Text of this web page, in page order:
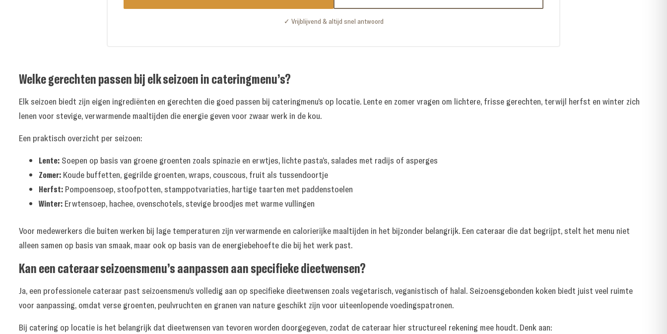
✓ Vrijblijvend & altijd snel antwoord
Welke gerechten passen bij elk seizoen in cateringmenu’s?
Elk seizoen biedt zijn eigen ingrediënten en gerechten die goed passen bij cateringmenu’s op locatie. Lente en zomer vragen om lichtere, frisse gerechten, terwijl herfst en winter zich
lenen voor stevige, verwarmende maaltijden die energie geven voor zwaar werk in de kou.
Een praktisch overzicht per seizoen:
Lente: Soepen op basis van groene groenten zoals spinazie en erwtjes, lichte pasta’s, salades met radijs of asperges
Zomer: Koude buffetten, gegrilde groenten, wraps, couscous, fruit als tussendoortje
Herfst: Pompoensoep, stoofpotten, stamppotvariaties, hartige taarten met paddenstoelen
Winter: Erwtensoep, hachee, ovenschotels, stevige broodjes met warme vullingen
Voor medewerkers die buiten werken bij lage temperaturen zijn verwarmende en calorierijke maaltijden in het bijzonder belangrijk. Een cateraar die dat begrijpt, stelt het menu niet
alleen samen op basis van smaak, maar ook op basis van de energiebehoefte die bij het werk past.
Kan een cateraar seizoensmenu’s aanpassen aan specifieke dieetwensen?
Ja, een professionele cateraar past seizoensmenu’s volledig aan op specifieke dieetwensen zoals vegetarisch, veganistisch of halal. Seizoensgebonden koken biedt juist veel ruimte
voor aanpassing, omdat verse groenten, peulvruchten en granen van nature geschikt zijn voor uiteenlopende voedingspatronen.
Bij catering op locatie is het belangrijk dat dieetwensen van tevoren worden doorgegeven, zodat de cateraar hier structureel rekening mee houdt. Denk aan: